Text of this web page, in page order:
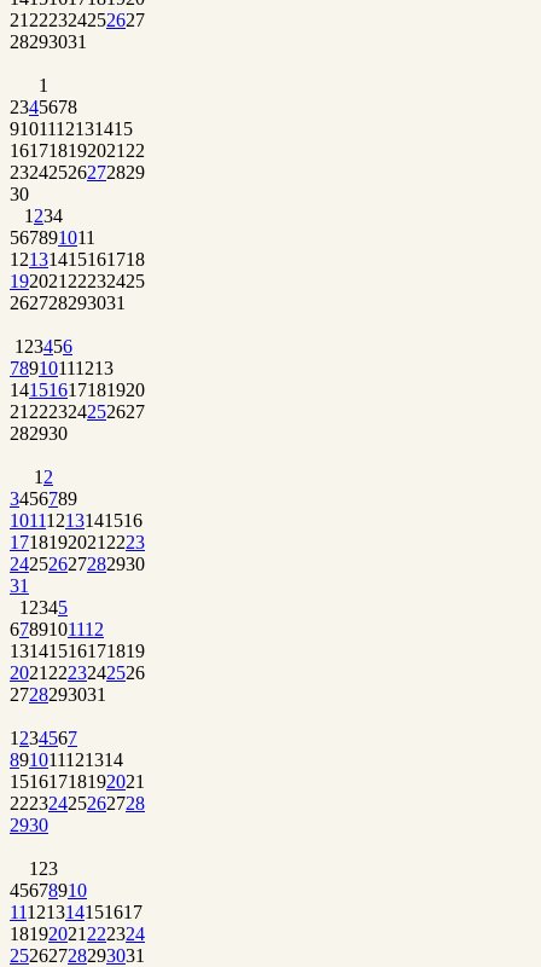
21 222324252627
28293031
1
2345678
9101112131415
161718192021 22
23242526272829
30
1 234
567891011
12131415161718
192021 22232425
262728293031
1 23456
78910111213
14151617181920
21 222324252627
282930
1 2
3456789
10111213141516
1718192021 2223
24252627282930
31
1 2345
6789101112
13141516171819
2021 2223242526
2728293031
1 234567
891011121314
15161718192021
22232425262728
2930
1 23
45678910
11121314151617
18192021 222324
25262728293031